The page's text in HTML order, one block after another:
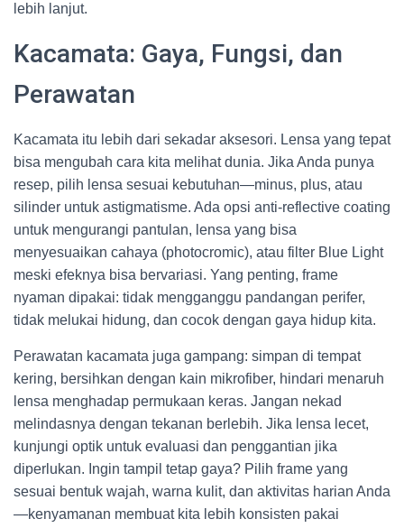
lebih lanjut.
Kacamata: Gaya, Fungsi, dan
Perawatan
Kacamata itu lebih dari sekadar aksesori. Lensa yang tepat
bisa mengubah cara kita melihat dunia. Jika Anda punya
resep, pilih lensa sesuai kebutuhan—minus, plus, atau
silinder untuk astigmatisme. Ada opsi anti-reflective coating
untuk mengurangi pantulan, lensa yang bisa
menyesuaikan cahaya (photocromic), atau filter Blue Light
meski efeknya bisa bervariasi. Yang penting, frame
nyaman dipakai: tidak mengganggu pandangan perifer,
tidak melukai hidung, dan cocok dengan gaya hidup kita.
Perawatan kacamata juga gampang: simpan di tempat
kering, bersihkan dengan kain mikrofiber, hindari menaruh
lensa menghadap permukaan keras. Jangan nekad
melindasnya dengan tekanan berlebih. Jika lensa lecet,
kunjungi optik untuk evaluasi dan penggantian jika
diperlukan. Ingin tampil tetap gaya? Pilih frame yang
sesuai bentuk wajah, warna kulit, dan aktivitas harian Anda
—kenyamanan membuat kita lebih konsisten pakai